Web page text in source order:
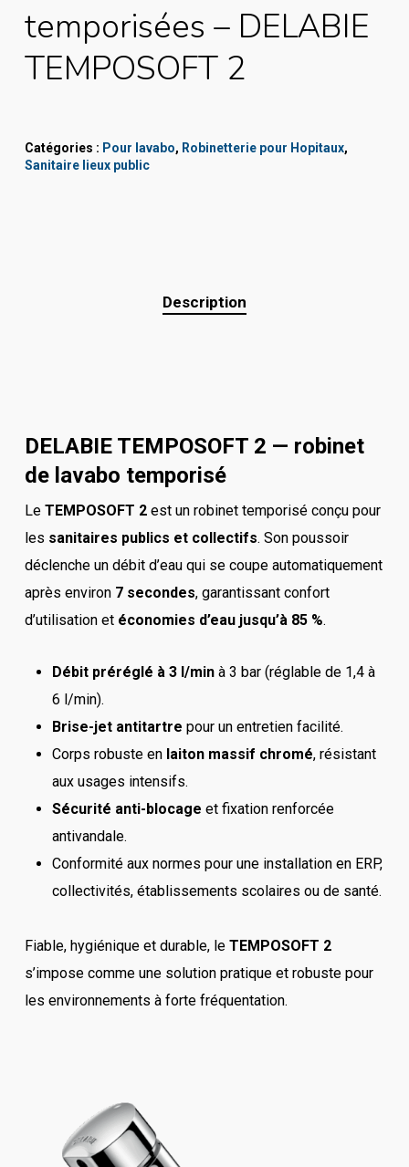
temporisées – DELABIE
TEMPOSOFT 2
Catégories : Pour lavabo, Robinetterie pour Hopitaux,
Sanitaire lieux public
Description
DELABIE TEMPOSOFT 2 — robinet
de lavabo temporisé
LeTEMPOSOFT 2 est un robinet temporisé conçu pour
les sanitaires publics et collectifs. Son poussoir
déclenche un débit d’eau qui se coupe automatiquement
après environ 7 secondes, garantissant confort
d’utilisation et économies d’eau jusqu’à 85 %.
Débit préréglé à 3 l/min à 3 bar (réglable de 1,4 à
6 l/min).
Brise-jet antitartre pour un entretien facilité.
Corps robuste en laiton massif chromé, résistant
aux usages intensifs.
Sécurité anti-blocage et fixation renforcée
antivandale.
Conformité aux normes pour une installation en ERP,
collectivités, établissements scolaires ou de santé.
Fiable, hygiénique et durable, leTEMPOSOFT 2
s’impose comme une solution pratique et robuste pour
les environnements à forte fréquentation.